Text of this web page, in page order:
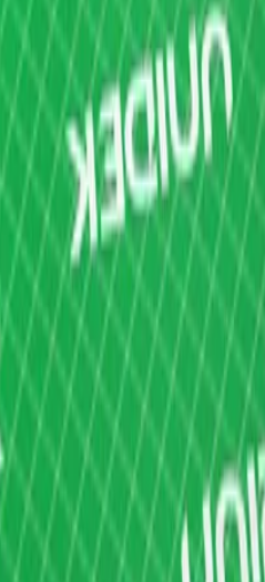
existants est facile avec Unidek
perméable à la vapeur en
avec toute finition et/ou